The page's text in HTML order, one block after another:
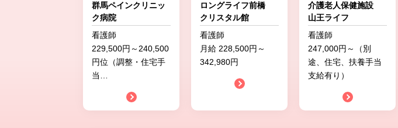
群馬ペインクリニッ
ク病院
看護師
229,500円～240,500
円位（調整・住宅手
当
ロングライフ前橋
クリスタル館
看護師
月給 228,500円～
342,980円
介護老人保健施設
山王ライフ
看護師
247,000円～（別
途、住宅、扶養手当
支給有り）